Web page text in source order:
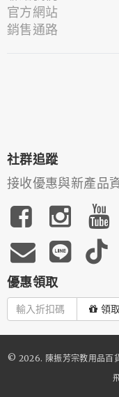
官方網站
銷售通路
社群追蹤
接收優惠與新產品
優惠領取
領
© 2026. 陳振芳宗教用品百